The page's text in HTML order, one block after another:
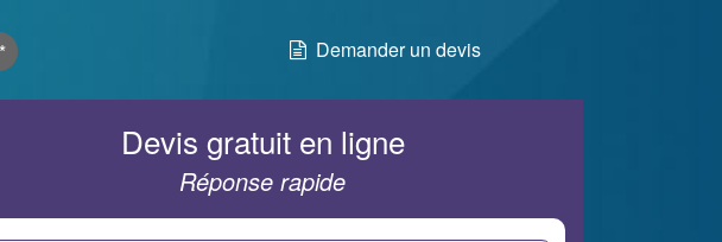
* Demander un devis
Devis gratuit en ligne
Réponse rapide